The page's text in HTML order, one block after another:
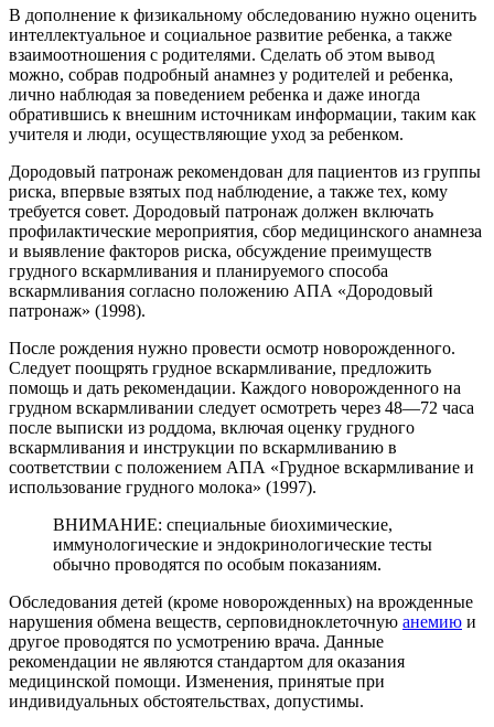
В дополнение к физикальному обследованию нужно оценить
интеллектуальное и социальное развитие ребенка, а также
взаимоотношения с родителями. Сделать об этом вывод
можно, собрав подробный анамнез у родителей и ребенка,
лично наблюдая за поведением ребенка и даже иногда
обратившись к внешним источникам информации, таким как
учителя и люди, осуществляющие уход за ребенком.
Дородовый патронаж рекомендован для пациентов из группы
риска, впервые взятых под наблюдение, а также тех, кому
требуется совет. Дородовый патронаж должен включать
профилактические мероприятия, сбор медицинского анамнеза
и выявление факторов риска, обсуждение преимуществ
грудного вскармливания и планируемого способа
вскармливания согласно положению АПА «Дородовый
патронаж» (1998).
После рождения нужно провести осмотр новорожденного.
Следует поощрять грудное вскармливание, предложить
помощь и дать рекомендации. Каждого новорожденного на
грудном вскармливании следует осмотреть через 48—72 часа
после выписки из роддома, включая оценку грудного
вскармливания и инструкции по вскармливанию в
соответствии с положением АПА «Грудное вскармливание и
использование грудного молока» (1997).
ВНИМАНИЕ: специальные биохимические,
иммунологические и эндокринологические тесты
обычно проводятся по особым показаниям.
Обследования детей (кроме новорожденных) на врожденные
нарушения обмена веществ, серповидноклеточную анемию и
другое проводятся по усмотрению врача. Данные
рекомендации не являются стандартом для оказания
медицинской помощи. Изменения, принятые при
индивидуальных обстоятельствах, допустимы.